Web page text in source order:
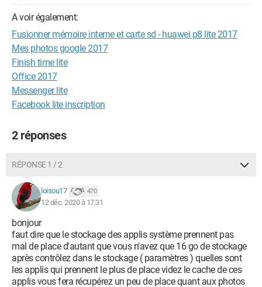
A voir également:
Fusionner mémoire interne et carte sd - huawei p8 lite 2017
Mes photos google 2017
Finish time lite
Office 2017
Messenger lite
Facebook lite inscription
2 réponses
RÉPONSE 1 / 2
loisou17 470
12 déc. 2020 à 17:31
bonjour
faut dire que le stockage des applis système prennent pas
mal de place d'autant que vous n'avez que 16 go de stockage
après contrôlez dans le stockage ( paramètres ) quelles sont
les applis qui prennent le plus de place videz le cache de ces
applis vous fera récupérez un peu de place quant aux photos